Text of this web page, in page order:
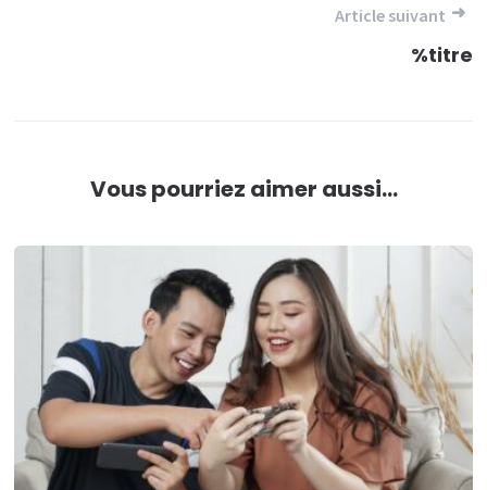
Article suivant
%titre
Vous pourriez aimer aussi...